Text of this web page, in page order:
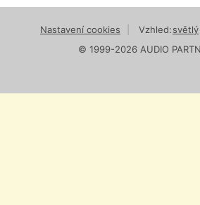
Nastavení cookies Vzhled:světlý
© 1999-2026 AUDIO